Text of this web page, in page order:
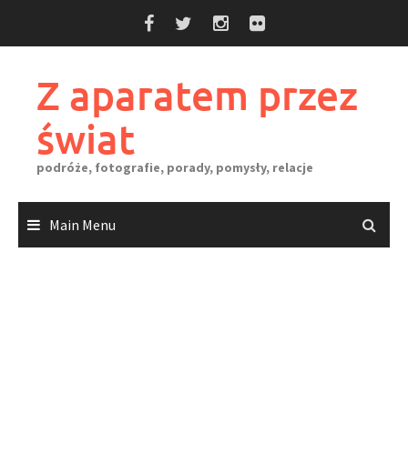
Z aparatem przez
świat
podróże, fotografie, porady, pomysły, relacje
Main Menu